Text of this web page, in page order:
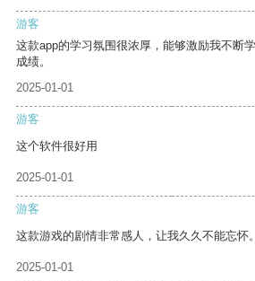
游客
这款app的学习氛围很浓厚，能够激励我不断
成绩。
2025-01-01
游客
这个软件很好用
2025-01-01
游客
这款游戏的剧情非常感人，让我久久不能忘怀。
2025-01-01